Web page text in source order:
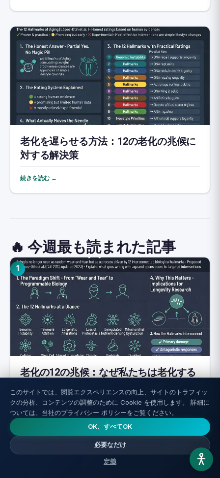
老化を遅らせる方法：12の老化の兆候に
対する解決策
続きを読む ←
🔥 今週最も読まれた記事
1
老化の12の兆候：なぜ私たちは老化する
のか、完全ガイド
続きを読む ←
このサイトでは、閲覧エクスペリエンスの向上、サイトのトラフィッ
クの分析、コンテンツの調整のために Cookie を使用します。 詳細に
ついては、当社のプライバシー ポリシーをご覧ください。
OK、すべてOK
必要なだけ
定義